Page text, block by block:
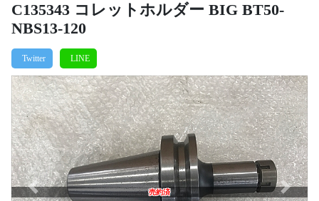
C135343 コレットホルダー BIG BT50-
NBS13-120
売約済
Previous Next